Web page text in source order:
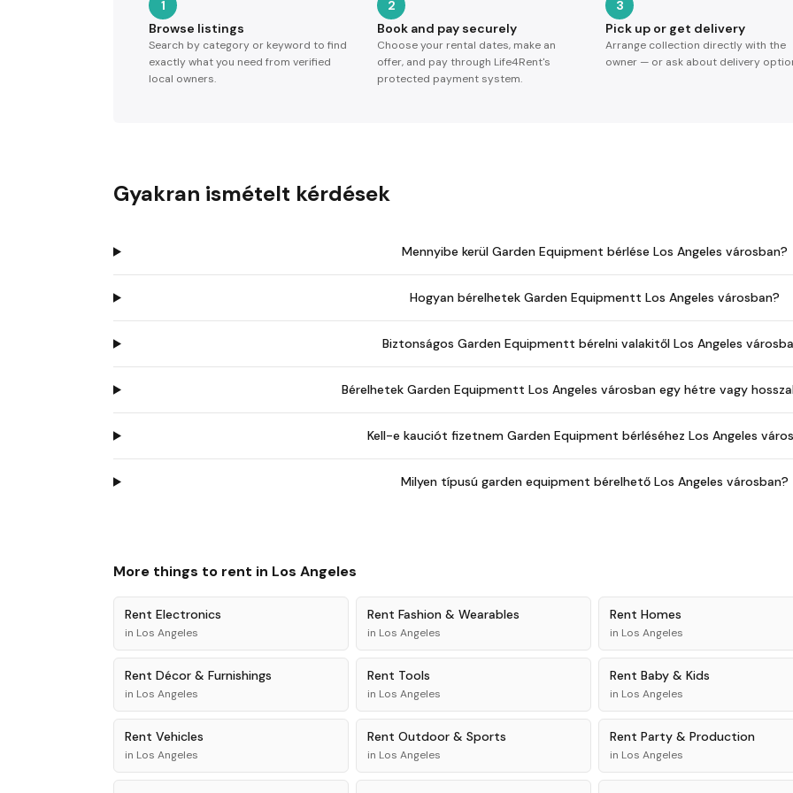
1
Browse listings
Search by category or keyword to find
exactly what you need from verified
local owners.
2
Book and pay securely
Choose your rental dates, make an
offer, and pay through Life4Rent's
protected payment system.
3
Pick up or get delivery
Arrange collection directly with the
owner — or ask about delivery
Gyakran ismételt kérdések
Mennyibe kerül Garden Equipment bérlése Los Angeles városban?
Hogyan bérelhetek Garden Equipmentt Los Angeles városban?
Biztonságos Garden Equipmentt bérelni valakitől Los Angeles
Bérelhetek Garden Equipmentt Los Angeles városban egy hétre vagy
Kell-e kauciót fizetnem Garden Equipment bérléséhez Los Angeles
Milyen típusú garden equipment bérelhető Los Angeles városban?
More things to rent in Los Angeles
Rent Electronics
in Los Angeles
Rent Fashion & Wearables
in Los Angeles
Rent Homes
in Los Angeles
Rent Décor & Furnishings
in Los Angeles
Rent Tools
in Los Angeles
Rent Baby & Kids
in Los Angeles
Rent Vehicles
in Los Angeles
Rent Outdoor & Sports
in Los Angeles
Rent Party & Production
in Los Angeles